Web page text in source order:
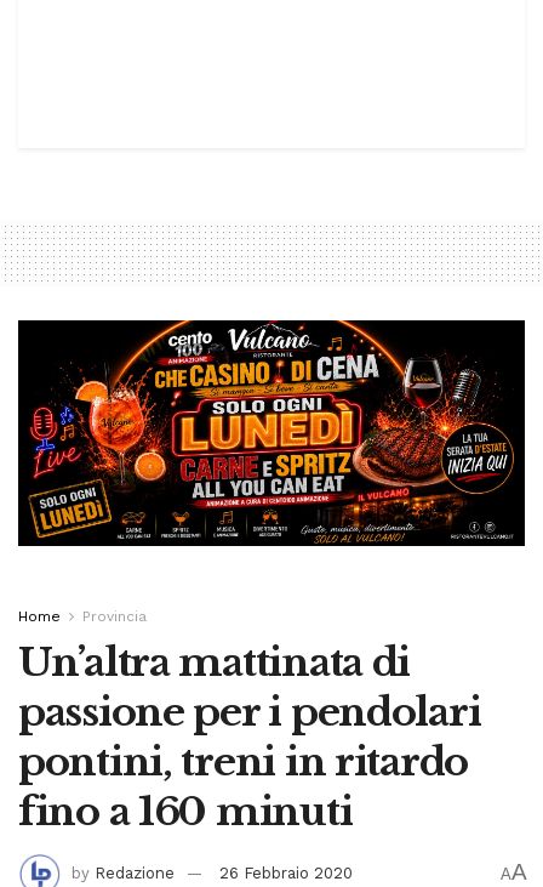
Home Provincia
Un’altra mattinata di
passione per i pendolari
pontini, treni in ritardo
fino a 160 minuti
by Redazione 26 Febbraio 2020 AA